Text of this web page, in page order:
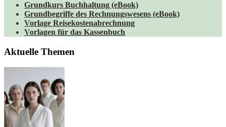
Grundkurs Buchhaltung (eBook)
Grundbegriffe des Rechnungswesens (eBook)
Vorlage Reisekostenabrechnung
Vorlagen für das Kassenbuch
Aktuelle Themen